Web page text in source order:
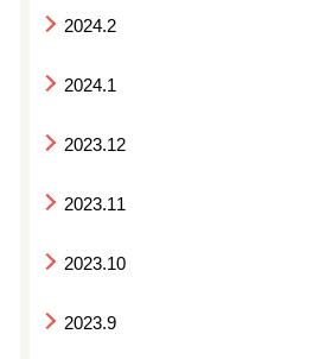
2024.2
2024.1
2023.12
2023.11
2023.10
2023.9